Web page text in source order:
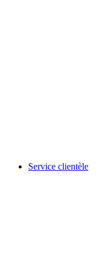
Service clientèle